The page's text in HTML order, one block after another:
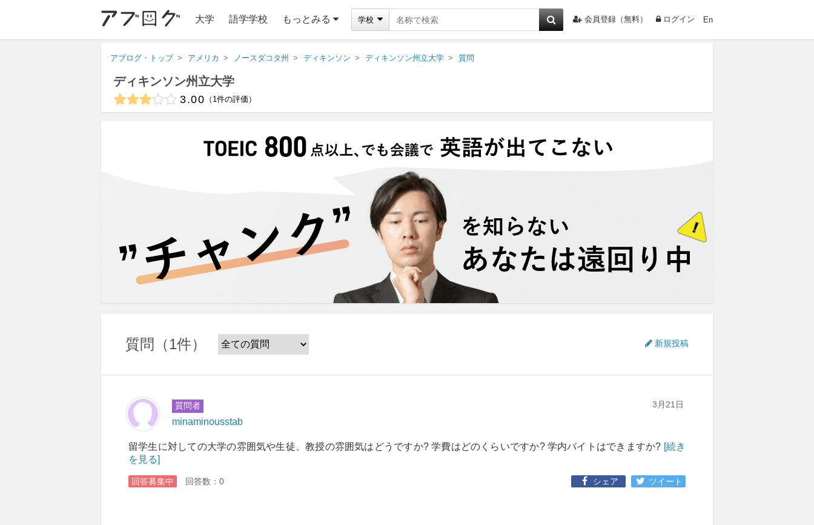
大学 語学学校 もっとみる 学校 会員登録（無料） ログイン En
アブログ・トップ アメリカ ノースダコタ州 ディキンソン ディキンソン州立大学 質問
ディキンソン州立大学
3.00 1件の評価
質問 1件 新規投稿
質問者
minaminousstab
3月21日
留学生に対しての大学の雰囲気や生徒、教授の雰囲気はどうですか? 学費はどのくらいですか? 学内バイトはできますか? [続き
を見る]
回答募集中 回答数：0 シェア ツイート